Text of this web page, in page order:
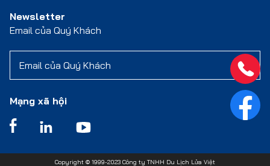
Newsletter
Email của Quý Khách
Mạng xã hội
Copyright © 1999-2023 Công ty TNHH Du Lịch Lửa Việt